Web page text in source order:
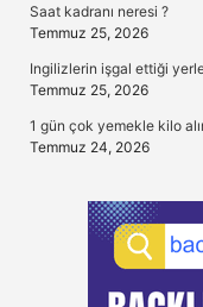
Saat kadranı neresi ?
Temmuz 25, 2026
Ingilizlerin işgal ettiği
Temmuz 25, 2026
1 gün çok yemekle kilo
Temmuz 24, 2026